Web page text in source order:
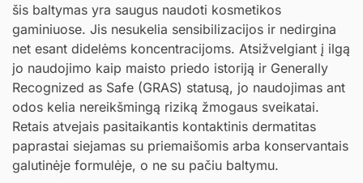
šis baltymas yra saugus naudoti kosmetikos
gaminiuose. Jis nesukelia sensibilizacijos ir nedirgina
net esant didelėms koncentracijoms. Atsižvelgiant į ilgą
jo naudojimo kaip maisto priedo istoriją ir Generally
Recognized as Safe (GRAS) statusą, jo naudojimas ant
odos kelia nereikšmingą riziką žmogaus sveikatai.
Retais atvejais pasitaikantis kontaktinis dermatitas
paprastai siejamas su priemaišomis arba konservantais
galutinėje formulėje, o ne su pačiu baltymu.